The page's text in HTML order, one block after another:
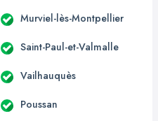
Murviel-lès-Montpellier
Saint-Paul-et-Valmalle
Vailhauquès
Poussan